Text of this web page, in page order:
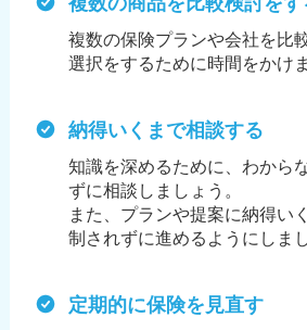
複数の保険プランや会社を比
選択をするために時間をかけ
納得いくまで相談する
知識を深めるために、わから
ずに相談しましょう。
また、プランや提案に納得い
制されずに進めるようにしま
定期的に保険を見直す